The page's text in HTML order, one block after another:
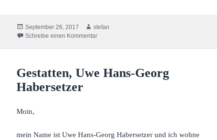
Veröffentlicht
am
September 26, 2017 Autor
stefan
Schreibe einen Kommentarzu Die Victoria im Jawa Pelz
Gestatten, Uwe Hans-Georg
Habersetzer
Moin,
mein Name ist Uwe Hans-Georg Habersetzer und ich wohne